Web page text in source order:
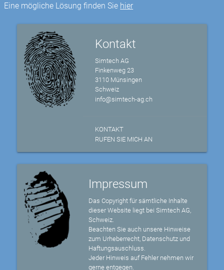
Eine mögliche Lösung finden Sie hier
Kontakt
Simtech AG
Finkenweg 23
3110 Münsingen
Schweiz
info@simtech-ag.ch
KONTAKT
RUFEN SIE MICH AN
Impressum
Das Copyright für sämtliche Inhalte
dieser Website liegt bei Simtech AG,
Schweiz.
Beachten Sie auch unsere Hinweise
zum Urheberrecht, Datenschutz und
Haftungsauschluss.
Jeder Hinweis auf Fehler nehmen wir
gerne entgegen.